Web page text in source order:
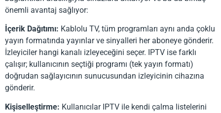
önemli avantaj sağlıyor:
İçerik Dağıtımı: Kablolu TV, tüm programları aynı anda çoklu
yayın formatında yayınlar ve sinyalleri her aboneye gönderir.
İzleyiciler hangi kanalı izleyeceğini seçer. IPTV ise farklı
çalışır; kullanıcının seçtiği programı (tek yayın formatı)
doğrudan sağlayıcının sunucusundan izleyicinin cihazına
gönderir.
Kişiselleştirme: Kullanıcılar IPTV ile kendi çalma listelerini